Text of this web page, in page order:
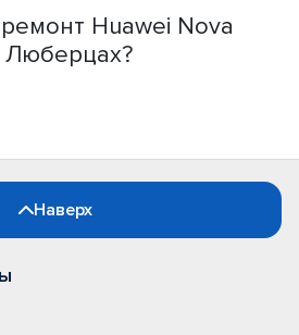
Huawei Nova
Люберцах?
Наверх